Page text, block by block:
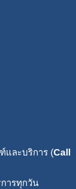
ละบริการ (Call
ารทุกวัน